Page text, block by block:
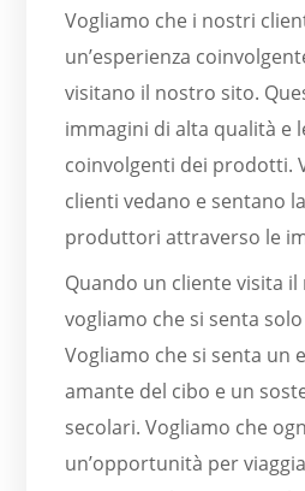
Vogliamo che i nostri
un’esperienza
visitano il nostro sito.
immagini di alta qualità e
coinvolgenti dei prodotti.
clienti vedano e sentano
produttori attraverso le
Quando un cliente visita
vogliamo che si senta
Vogliamo che si senta un
amante del cibo e un
secolari. Vogliamo che
un’opportunità per